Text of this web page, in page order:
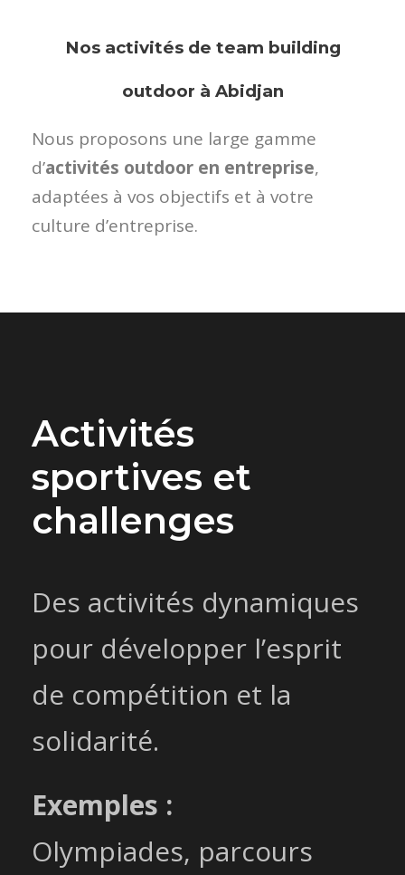
Nos activités de team building
outdoor à Abidjan
Nous proposons une large gamme
d’activités outdoor en entreprise,
adaptées à vos objectifs et à votre
culture d’entreprise.
Activités
sportives et
challenges
Des activités dynamiques
pour développer l’esprit
de compétition et la
solidarité.
Exemples :
Olympiades, parcours